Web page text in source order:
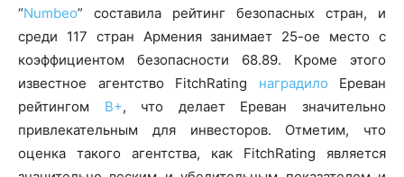
“Numbeo” составила рейтинг безопасных стран, и
среди 117 стран Армения занимает 25-ое место с
коэффициентом безопасности 68.89. Кроме этого
известное агентство FitchRating наградило Ереван
рейтингом B+, что делает Ереван значительно
привлекательным для инвесторов. Отметим, что
оценка такого агентства, как FitchRating является